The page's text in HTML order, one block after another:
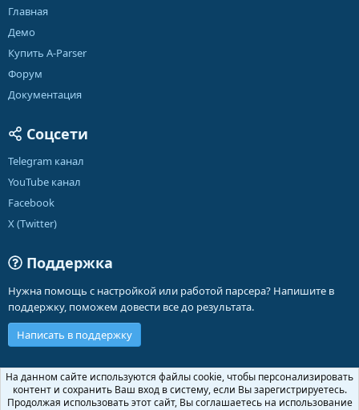
Главная
Демо
Купить A-Parser
Форум
Документация
Соцсети
Telegram канал
YouTube канал
Facebook
X (Twitter)
Поддержка
Нужна помощь с настройкой или работой парсера? Напишите в
поддержку, поможем довести все до результата.
Написать в поддержку
Russian (RU)
Обратная связь
Условия и правила
На данном сайте используются файлы cookie, чтобы персонализировать
контент и сохранить Ваш вход в систему, если Вы зарегистрируетесь.
Продолжая использовать этот сайт, Вы соглашаетесь на использование